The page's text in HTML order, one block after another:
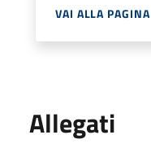
VAI ALLA PAGINA
Allegati